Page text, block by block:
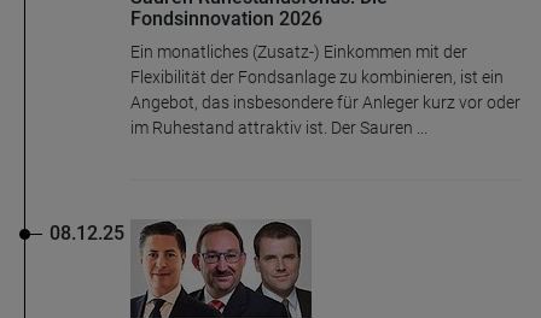
Fondsinnovation 2026
Ein monatliches (Zusatz-) Einkommen mit der
Flexibilität der Fondsanlage zu kombinieren, ist ein
Angebot, das insbesondere für Anleger kurz vor oder
im Ruhestand attraktiv ist. Der Sauren ...
08.12.25